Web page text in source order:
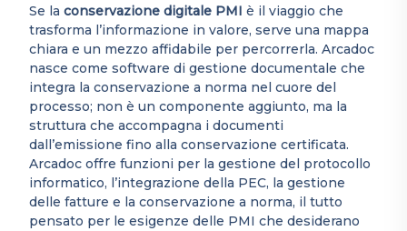
Se laconservazione digitale PMI è il viaggio che
trasforma l’informazione in valore, serve una mappa
chiara e un mezzo affidabile per percorrerla. Arcadoc
nasce come software di gestione documentale che
integra la conservazione a norma nel cuore del
processo; non è un componente aggiunto, ma la
struttura che accompagna i documenti
dall’emissione fino alla conservazione certificata.
Arcadoc offre funzioni per la gestione del protocollo
informatico, l’integrazione della PEC, la gestione
delle fatture e la conservazione a norma, il tutto
pensato per le esigenze delle PMI che desiderano